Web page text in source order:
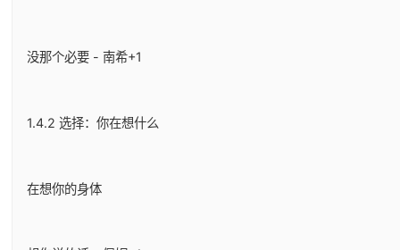
没那个必要 - 南希+1
1.4.2 选择：你在想什么
在想你的身体